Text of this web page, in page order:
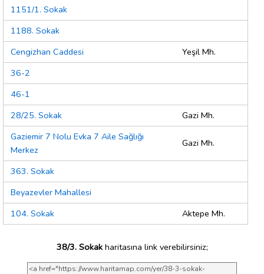
1151/1. Sokak
1188. Sokak
Cengizhan Caddesi
Yeşil Mh.
36-2
46-1
28/25. Sokak
Gazi Mh.
Gaziemir 7 Nolu Evka 7 Aile Sağlığı
Merkez
Gazi Mh.
363. Sokak
Beyazevler Mahallesi
104. Sokak
Aktepe Mh.
38/3. Sokakharitasına link verebilirsiniz;